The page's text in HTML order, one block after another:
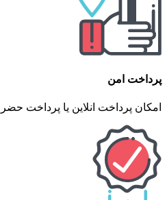
پرداخت امن
امکان پرداخت انلاین یا پرداخت